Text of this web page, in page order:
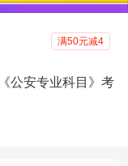
满50元减4
公安专业科目》考